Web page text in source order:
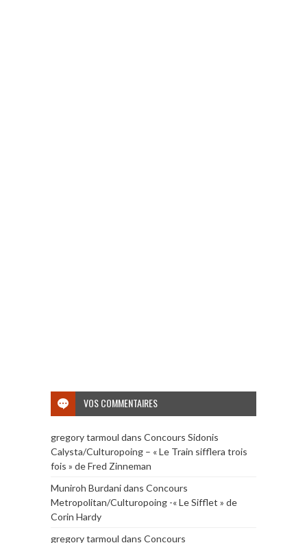
VOS COMMENTAIRES
gregory tarmoul dans Concours Sidonis
Calysta/Culturopoing – « Le Train sifflera trois
fois » de Fred Zinneman
Muniroh Burdanidans Concours
Metropolitan/Culturopoing -« Le Sifflet » de
Corin Hardy
gregory tarmoul dans Concours